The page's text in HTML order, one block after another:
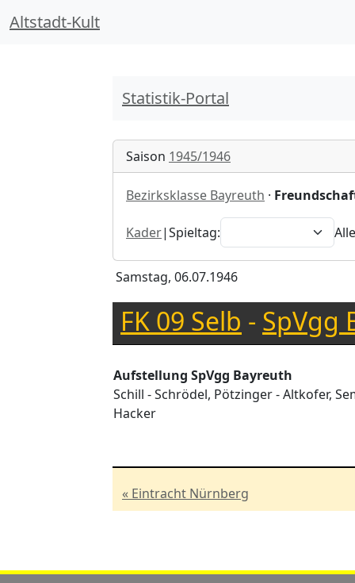
Altstadt-Kult
Statistik-Portal
Saison 1945/1946
Bezirksklasse Bayreuth ·
Kader|Spieltag:
Samstag, 06.07.1946
FK 09 Selb - SpVgg
Aufstellung SpVgg Bayreuth
Schill - Schrödel, Pötzinger - Altkofer,
Hacker
« Eintracht Nürnberg